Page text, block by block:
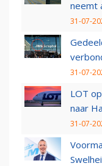
neemt
31-07-
31-07-
LOT
naar
31-07-